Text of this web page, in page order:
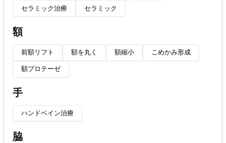
セラミック治療 セラミック
額
前額リフト 額を丸く 額縮小 こめかみ形成
額プロテーゼ
手
ハンドベイン治療
脇